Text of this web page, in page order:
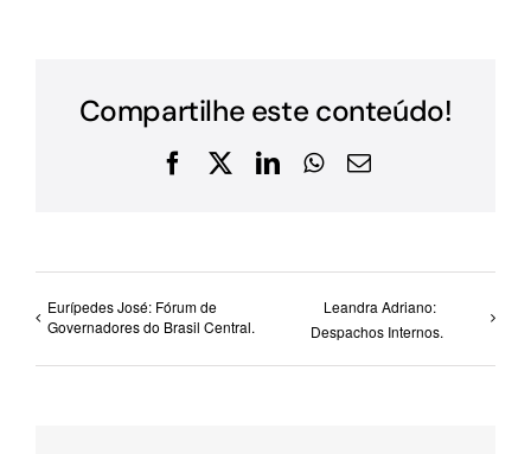
Compartilhe este conteúdo!
Facebook
X LinkedInWhatsApp
E-
Eurípedes José: Fórum de
Governadores do Brasil Central.
Leandra Adriano:
Despachos Internos.